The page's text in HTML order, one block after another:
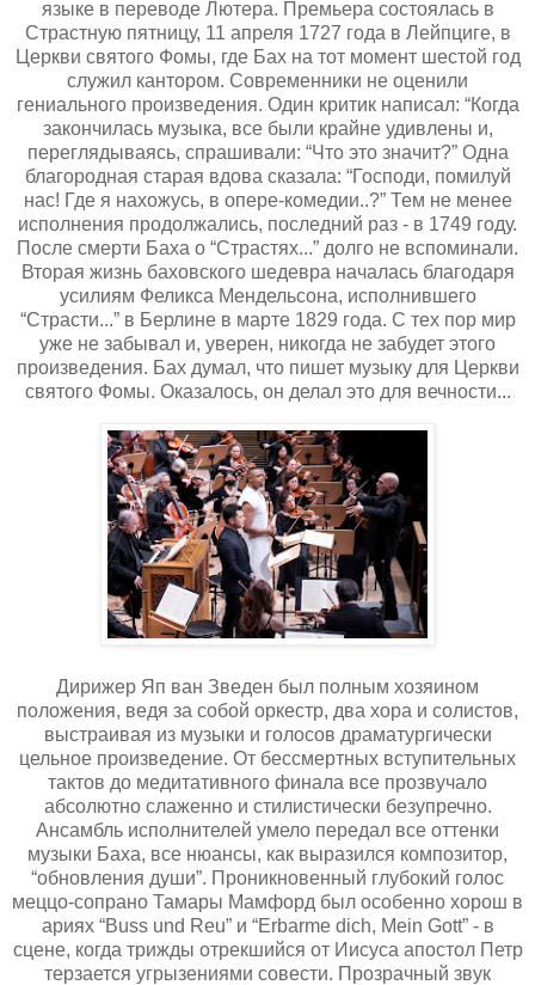
языке в переводе Лютера. Премьера состоялась в
Страстную пятницу, 11 апреля 1727 года в Лейпциге, в
Церкви святого Фомы, где Бах на тот момент шестой год
служил кантором. Современники не оценили
гениального произведения. Один критик написал: “Когда
закончилась музыка, все были крайне удивлены и,
переглядываясь, спрашивали: “Что это значит?” Одна
благородная старая вдова сказала: “Господи, помилуй
нас! Где я нахожусь, в опере-комедии..?” Тем не менее
исполнения продолжались, последний раз - в 1749 году.
После смерти Баха о “Страстях...” долго не вспоминали.
Вторая жизнь баховского шедевра началась благодаря
усилиям Феликса Мендельсона, исполнившего
“Страсти...” в Берлине в марте 1829 года. С тех пор мир
уже не забывал и, уверен, никогда не забудет этого
произведения. Бах думал, что пишет музыку для Церкви
святого Фомы. Оказалось, он делал это для вечности...
Дирижер Яп ван Зведен был полным хозяином
положения, ведя за собой оркестр, два хора и солистов,
выстраивая из музыки и голосов драматургически
цельное произведение. От бессмертных вступительных
тактов до медитативного финала все прозвучало
абсолютно слаженно и стилистически безупречно.
Ансамбль исполнителей умело передал все оттенки
музыки Баха, все нюансы, как выразился композитор,
“обновления души”. Проникновенный глубокий голос
меццо-сопрано Тамары Мамфорд был особенно хорош в
ариях “Buss und Reu” и “Erbarme dich, Mein Gott” - в
сцене, когда трижды отрекшийся от Иисуса апостол Петр
терзается угрызениями совести. Прозрачный звук